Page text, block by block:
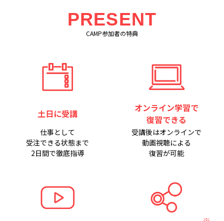
PRESENT
CAMP参加者の特典
土日に受講
仕事として
受注できる状態まで
2日間で徹底指導
オンライン学習で
復習できる
受講後はオンラインで
動画視聴による
復習が可能